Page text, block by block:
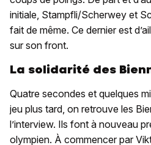
initiale, Stampfli/Scherwey et
fait de même. Ce dernier est
sur son front.
La solidarité des
Quatre secondes et quelques
jeu plus tard, on retrouve les
l’interview. Ils font à nouveau
olympien. À commencer par